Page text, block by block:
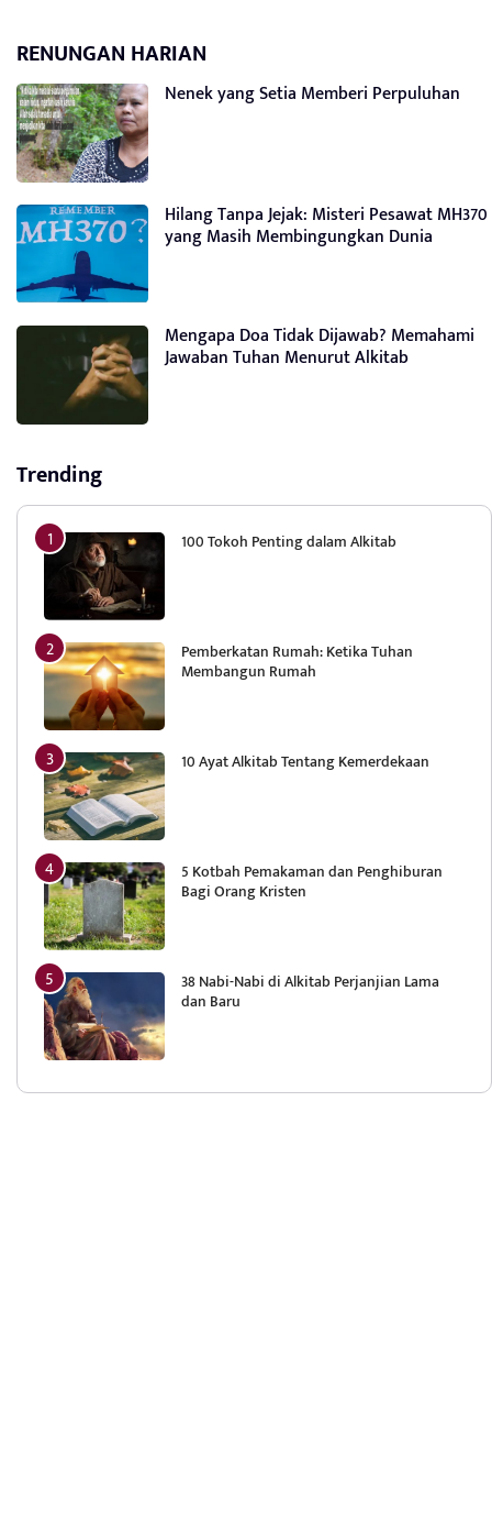
RENUNGAN HARIAN
Nenek yang Setia Memberi Perpuluhan
Hilang Tanpa Jejak: Misteri Pesawat MH370
yang Masih Membingungkan Dunia
Mengapa Doa Tidak Dijawab? Memahami
Jawaban Tuhan Menurut Alkitab
Trending
100 Tokoh Penting dalam Alkitab
Pemberkatan Rumah: Ketika Tuhan
Membangun Rumah
10 Ayat Alkitab Tentang Kemerdekaan
5 Kotbah Pemakaman dan Penghiburan
Bagi Orang Kristen
38 Nabi-Nabi di Alkitab Perjanjian Lama
dan Baru